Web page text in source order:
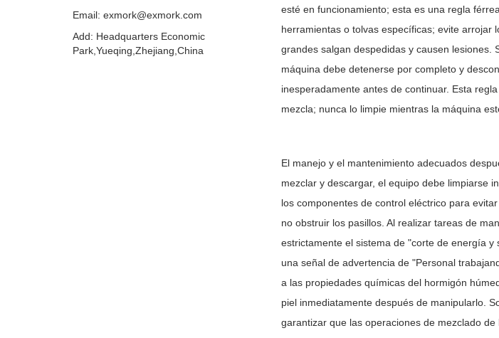
esté en funcionamiento; esta es una regla
herramientas o tolvas específicas; evite arrojar
grandes salgan despedidas y causen lesiones.
máquina debe detenerse por completo y
inesperadamente antes de continuar. Esta
mezcla; nunca lo limpie mientras la máquina
El manejo y el mantenimiento adecuados
mezclar y descargar, el equipo debe limpiarse
los componentes de control eléctrico para
no obstruir los pasillos. Al realizar tareas de
estrictamente el sistema de "corte de energía
una señal de advertencia de "Personal
a las propiedades químicas del hormigón
piel inmediatamente después de manipularlo.
garantizar que las operaciones de mezclado
Email: exmork@exmork.com
Add: Headquarters Economic
Park,Yueqing,Zhejiang,China